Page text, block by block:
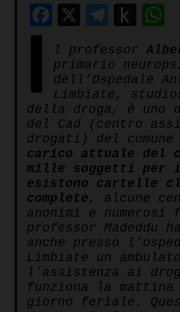
Facebook
X
Push
I l professor
primario
dell’Ospedale
Limbiate,
della droga, è uno
del Cad (centro
drogati) del
carico attuale del
mille soggetti per
esistono cartelle
complete, alcune
anonimi e
professor Madeddu
anche presso
Limbiate un
l’assistenza ai
funziona la
giorno feriale.